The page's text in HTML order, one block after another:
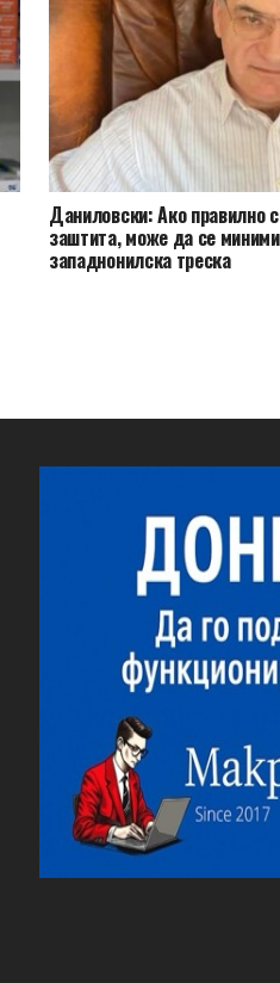
Даниловски: Ако правилно
заштита, може да се
западнонилска треска